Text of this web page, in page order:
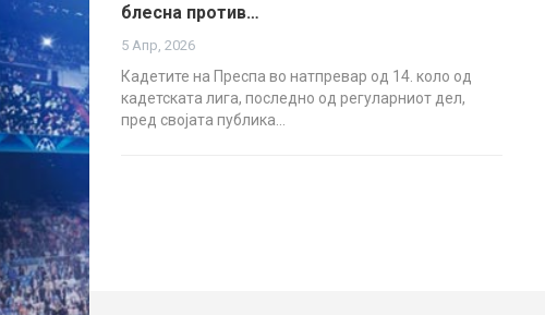
блесна против…
5 Апр, 2026
Кадетите на Преспа во натпревар од 14. коло од
кадетската лига, последно од регуларниот дел,
пред својата публика…